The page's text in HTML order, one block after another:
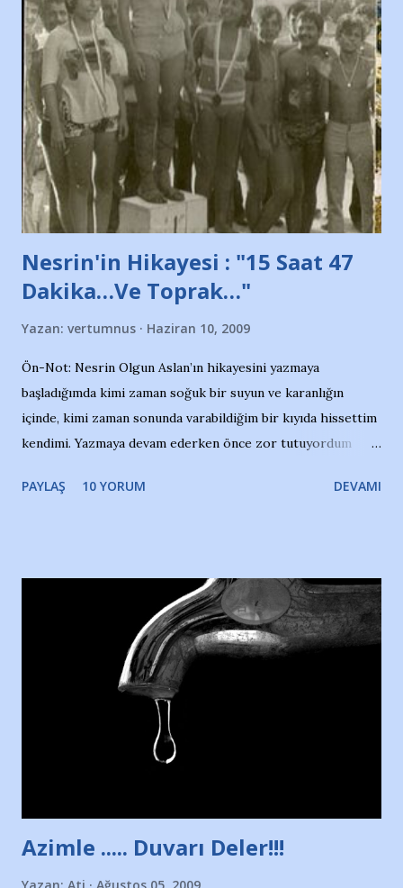
ve ürünlerini Bursa şehrinde görmek istemediklerini bir
protesto eylemiyle açıkladıklarını bildiriyordu.. Bu grup
adına açıklama yapan şahsı muhterem(!) ''Açık ve net olarak
söylüyoruz. Bu son uyarımızdır. Bunun yanısıra, bu takımlara
ait tanıtıcı ilanların asılmasına izin veren Bursa Büyükşehir
Belediyesi ile mağazaların bulunduğu alışveriş merkezlerini
de kınıyoruz'' diye de eklemiş .. Blogumuzda okuduğum bu
yazının hemen ardından bu habe...
Nesrin'in Hikayesi : "15 Saat 47
Dakika…Ve Toprak…"
Yazan: vertumnus Haziran 10, 2009
Ön-Not: Nesrin Olgun Aslan’ın hikayesini yazmaya
başladığımda kimi zaman soğuk bir suyun ve karanlığın
içinde, kimi zaman sonunda varabildiğim bir kıyıda hissettim
kendimi. Yazmaya devam ederken önce zor tutuyordum
Yazımı, ağlayarak bitirebildim ancak…Kendisinin web
Nesrin’in Hikayesi’ne başlıyorum… 1964 Adana Yüzme
havuzunun kenarında 7 yaşında kara kuru bir kız çocuğu
duruyor. Havuzun içinde Adana Demirspor Kulübü
yüzücüleri. Erkekler çoğunlukta. Küçük kız etrafına bakıyor.
Sadece 4 kız çocuğu var. Nesrin, Adana Demirspor’un 4
kızından biri oluyor o gün…Giriyor havuza. 1973 – 1975
Adana Nesrin, 16 yaşında. Yüzüyor. 7 yaşında girdiği
Türkiye 3.lüğü var. 17 yaşında mar...
PAYLAŞ 10 YORUM DEVAMI
Azimle ..... Duvarı Deler!!!